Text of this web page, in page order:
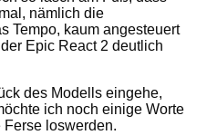
nämlich die
Tempo, kaum angesteuert
Epic React 2 deutlich
des Modells eingehe,
ich noch einige Worte
loswerden.